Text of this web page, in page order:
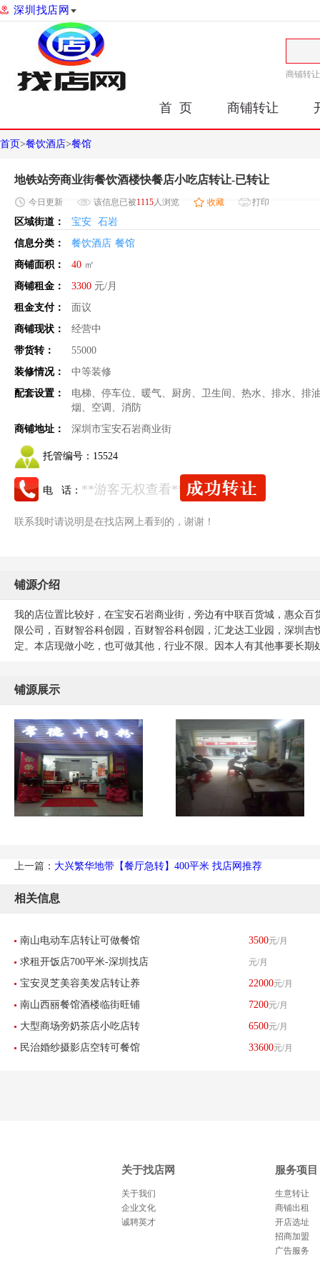
深圳找店网
商铺转让
首 页 商铺转让
首页>餐饮酒店>餐馆
地铁站旁商业街餐饮酒楼快餐店小吃店转让-已转让
今日 更新 该信息已被1115人浏览 收藏 打印
区域街道： 宝安 石岩
信息分类：
餐饮酒店 餐馆
商铺面积：
40 ㎡
商铺租金：
3300 元/月
租金支付：
面议
商铺现状：
经营中
带货转：
55000
装修情况：
中等装修
配套设置：
电梯、停车位、暖气、厨房、卫生间、热水、排水、排
烟、空调、消防
商铺地址：
深圳市宝安石岩商业街
托管编号： 15524
电 话： **游客无权查看**
联系我时请说明是在找店网上看到的，谢谢！
铺源介绍
我的店位置比较好，在宝安石岩商业街，旁边有中联百货城，惠众
限公司，百财智谷科创园，百财智谷科创园，汇龙达工业园，深圳
定。本店现做小吃，也可做其他，行业不限。因本人有其他事要长
铺源展示
上一篇： 大兴繁华地带【餐厅急转】400平米 找店网推荐
相关信息
南山电动车店转让可做餐馆
小吃足疗美容美发服装店
3500元/月
求租开饭店700平米-深圳找店
网
元/月
宝安灵芝美容美发店转让养
生店低价转让-已转让
22000元/月
南山西丽餐馆酒楼临街旺铺
转让
7200元/月
大型商场旁奶茶店小吃店转
让-已转让
6500元/月
民治婚纱摄影店空转可餐馆 33600元/月
关于找店网
关于我们
企业文化
诚聘英才
服务项目
生意转让
商铺出租
开店选址
招商加盟
广告服务